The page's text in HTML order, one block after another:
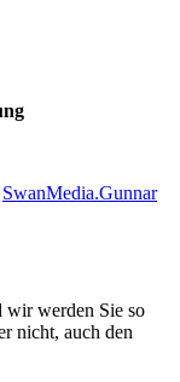
SwanMedia.Gunnar
wir werden Sie so
nicht, auch den